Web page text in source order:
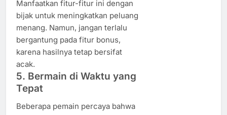
Manfaatkan fitur-fitur ini dengan
bijak untuk meningkatkan peluang
menang. Namun, jangan terlalu
bergantung pada fitur bonus,
karena hasilnya tetap bersifat
acak.
5. Bermain di Waktu yang
Tepat
Beberapa pemain percaya bahwa